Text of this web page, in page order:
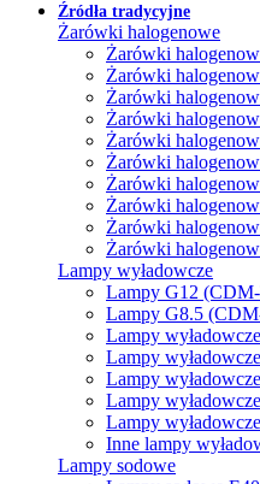
Źródła tradycyjne
Żarówki halogenowe
Żarówki
Żarówki
Żarówki
Żarówki
Żarówki
Żarówki
Żarówki
Żarówki
Żarówki
Żarówki
Lampy wyładowcze
Lampy G12
Lampy G8.5
Lampy
Lampy
Lampy
Lampy
Lampy
Inne lampy
Lampy sodowe